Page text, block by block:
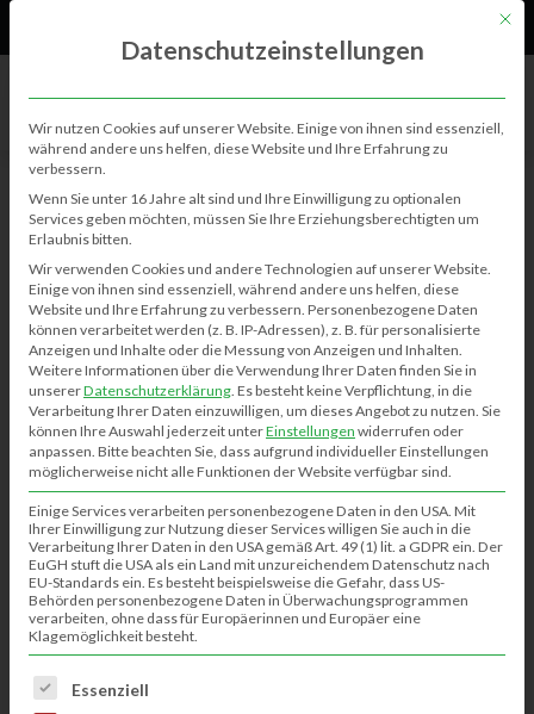
UNCATEGORIZED
Weihnachten 2021
Benedikt Wallmeyer 24.12.2021 0 736
1. Mannschaft ist Meister
Mit
Datenschutzeinstellungen
Wir nutzen Cookies auf unserer Website. Einige von ihnen sind essenziell,
während andere uns helfen, diese Website und Ihre Erfahrung zu
verbessern.
Wenn Sie unter 16 Jahre alt sind und Ihre Einwilligung zu optionalen
Services geben möchten, müssen Sie Ihre Erziehungsberechtigten um
Erlaubnis bitten.
Wir verwenden Cookies und andere Technologien auf unserer Website.
Einige von ihnen sind essenziell, während andere uns helfen, diese
Website und Ihre Erfahrung zu verbessern. Personenbezogene Daten
können verarbeitet werden (z. B. IP-Adressen), z. B. für personalisierte
Anzeigen und Inhalte oder die Messung von Anzeigen und Inhalten.
Weitere Informationen über die Verwendung Ihrer Daten finden Sie in
unsererDatenschutzerklärung. Es besteht keine Verpflichtung, in die
Verarbeitung Ihrer Daten einzuwilligen, um dieses Angebot zu nutzen. Sie
können Ihre Auswahl jederzeit unterEinstellungen widerrufen oder
anpassen. Bitte beachten Sie, dass aufgrund individueller Einstellungen
möglicherweise nicht alle Funktionen der Website verfügbar sind.
Einige Services verarbeiten personenbezogene Daten in den USA. Mit
Ihrer Einwilligung zur Nutzung dieser Services willigen Sie auch in die
Verarbeitung Ihrer Daten in den USA gemäß Art. 49 (1) lit. a GDPR ein. Der
EuGH stuft die USA als ein Land mit unzureichendem Datenschutz nach
EU-Standards ein. Es besteht beispielsweise die Gefahr, dass US-
Behörden personenbezogene Daten in Überwachungsprogrammen
verarbeiten, ohne dass für Europäerinnen und Europäer eine
Klagemöglichkeit besteht.
Es folgt eine Liste der Service-Gruppen, für die eine
Essenziell